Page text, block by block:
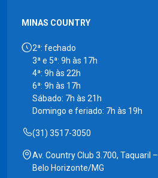
MINAS COUNTRY
2ª: fechado
3ª e 5ª: 9h às 17h
4ª: 9h às 22h
6ª: 9h às 17h
Sábado: 7h às 21h
Domingo e feriado: 7h às 19h
(31) 3517-3050
Av. Country Club 3.700, Taquaril –
Belo Horizonte/MG